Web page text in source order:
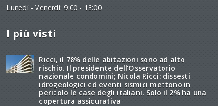
Lunedì - Venerdì: 9:00 - 13:00
I più visti
Ricci, il 78% delle abitazioni sono ad alto
rischio. Il presidente dell’Osservatorio
nazionale condomini; Nicola Ricci: dissesti
idrogeologici ed eventi sismici mettono in
pericolo le case degli italiani. Solo il 2% ha una
copertura assicurativa